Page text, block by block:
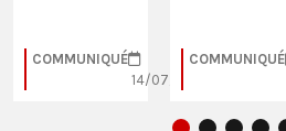
COMMUNIQUÉ
14/07/2026
COMMUNIQUÉ